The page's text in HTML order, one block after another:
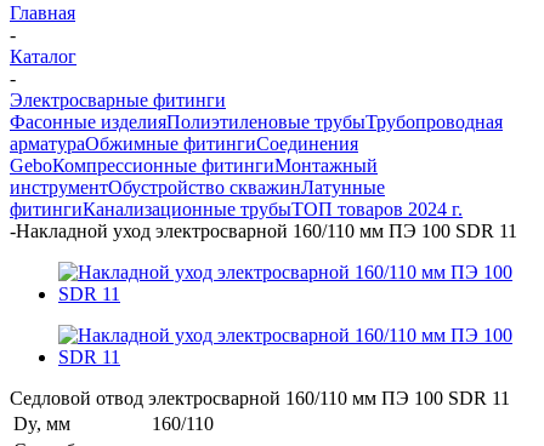
Главная
-
Каталог
-
Электросварные фитинги
Фасонные изделияПолиэтиленовые трубыТрубопроводная
арматураОбжимные фитингиСоединения
GeboКомпрессионные фитингиМонтажный
инструментОбустройство скважинЛатунные
фитингиКанализационные трубыТОП товаров 2024 г.
-Накладной уход электросварной 160/110 мм ПЭ 100 SDR 11
Седловой отвод электросварной 160/110 мм ПЭ 100 SDR 11
Dy, мм
160/110